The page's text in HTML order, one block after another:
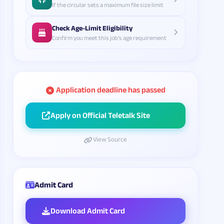
If the circular sets a maximum file size limit
Check Age-Limit Eligibility
Confirm you meet this job's age requirement
Application deadline has passed
Apply on Official Teletalk Site
View Source
Admit Card
Download Admit Card